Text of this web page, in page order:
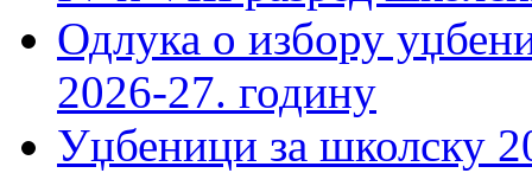
Одлука о избору
2026-27. годину
Уџбеници за школску